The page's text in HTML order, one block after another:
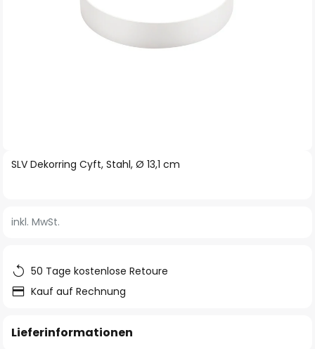
Zum
springen
SLV Dekorring Cyft, Stahl, Ø 13,1 cm
inkl. MwSt.
50 Tage kostenlose Retoure
Kauf auf Rechnung
Lieferinformationen